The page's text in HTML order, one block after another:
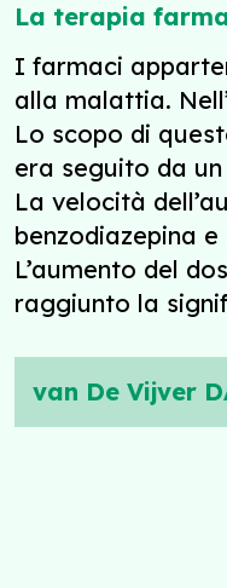
La terapia
I farmaci
alla malattia.
Lo scopo di
era seguito da
La velocità
benzodiazepina
L’aumento del
raggiunto la
van De Vijver